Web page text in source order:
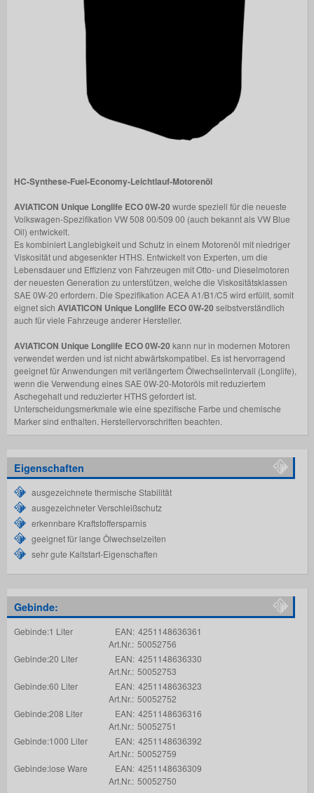
HC-Synthese-Fuel-Economy-Leichtlauf-Motorenöl
AVIATICON Unique Longlife ECO 0W-20 wurde speziell für die neueste
Volkswagen-Spezifikation VW 508 00/509 00 (auch bekannt als VW Blue
Oil) entwickelt.
Es kombiniert Langlebigkeit und Schutz in einem Motorenöl mit niedriger
Viskosität und abgesenkter HTHS. Entwickelt von Experten, um die
Lebensdauer und Effizienz von Fahrzeugen mit Otto- und Dieselmotoren
der neuesten Generation zu unterstützen, welche die Viskositätsklassen
SAE 0W-20 erfordern. Die Spezifikation ACEA A1/B1/C5 wird erfüllt, somit
eignet sich AVIATICON Unique Longlife ECO 0W-20 selbstverständlich
auch für viele Fahrzeuge anderer Hersteller.
AVIATICON Unique Longlife ECO 0W-20 kann nur in modernen Motoren
verwendet werden und ist nicht abwärtskompatibel. Es ist hervorragend
geeignet für Anwendungen mit verlängertem Ölwechselintervall (Longlife),
wenn die Verwendung eines SAE 0W-20-Motoröls mit reduziertem
Aschegehalt und reduzierter HTHS gefordert ist.
Unterscheidungsmerkmale wie eine spezifische Farbe und chemische
Marker sind enthalten. Herstellervorschriften beachten.
Eigenschaften
ausgezeichnete thermische Stabilität
ausgezeichneter Verschleißschutz
erkennbare Kraftstoffersparnis
geeignet für lange Ölwechselzeiten
sehr gute Kaltstart-Eigenschaften
Gebinde:
Gebinde:1 Liter EAN: 4251148636361
Art.Nr.: 50052756
Gebinde:20 Liter
EAN: 4251148636330
Art.Nr.: 50052753
Gebinde:60 Liter
EAN: 4251148636323
Art.Nr.: 50052752
Gebinde:208 Liter
EAN: 4251148636316
Art.Nr.: 50052751
Gebinde:1000 Liter
EAN: 4251148636392
Art.Nr.: 50052759
Gebinde:lose Ware
EAN: 4251148636309
Art.Nr.: 50052750